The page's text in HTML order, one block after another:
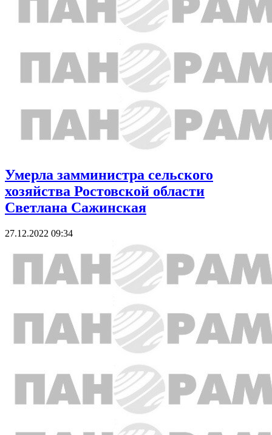
Умерла замминистра сельского
хозяйства Ростовской области
Светлана Сажинская
27.12.2022 09:34